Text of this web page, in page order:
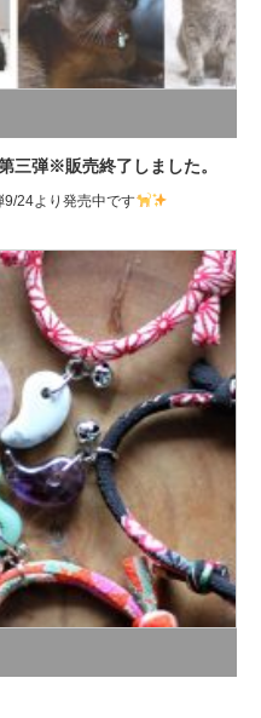
三弾※販売終了しました。
9/24より発売中です